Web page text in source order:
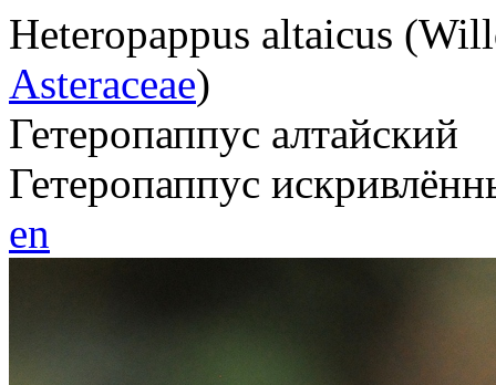
Heteropappus altaicus
Asteraceae)
Гетеропаппус алтайский
Гетеропаппус
en